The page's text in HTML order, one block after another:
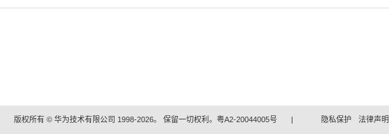
版权所有 © 华为技术有限公司 1998-2026。 保留一切权利。粤A2-20044005号 | 隐私保护 法律声明